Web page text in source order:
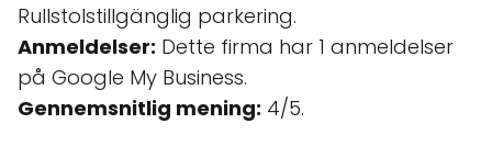
Rullstolstillgänglig parkering.
Anmeldelser: Dette firma har 1 anmeldelser
på Google My Business.
Gennemsnitlig mening: 4/5.